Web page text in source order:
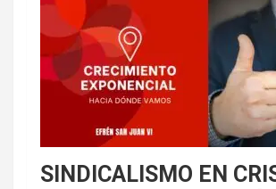
SINDICALISMO EN